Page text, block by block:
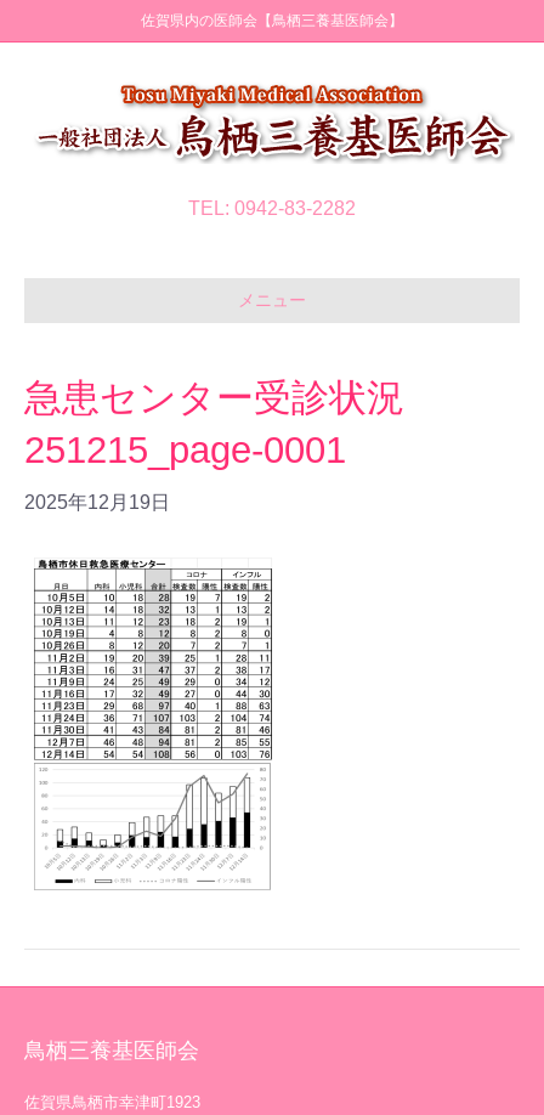
佐賀県内の医師会【鳥栖三養基医師会】
TEL: 0942-83-2282
メニュー
急患センター受診状況
251215_page-0001
2025年12月19日
鳥栖三養基医師会
佐賀県鳥栖市幸津町1923